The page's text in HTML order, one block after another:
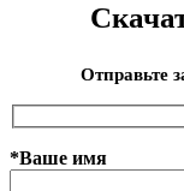
Отправьте
*Ваше имя